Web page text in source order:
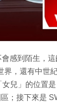
感到陌生，
，還有中世
兒」的位置
；接下來是